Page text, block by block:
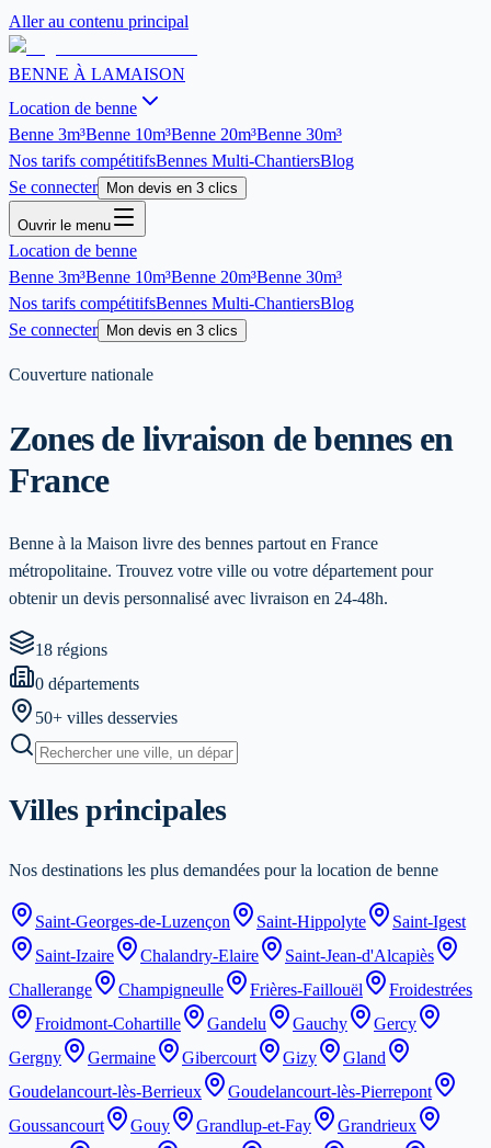
Aller au contenu principal
BENNE À LAMAISON
Location de benne
Benne 3m³Benne 10m³Benne 20m³Benne 30m³
Nos tarifs compétitifsBennes Multi-ChantiersBlog
Se connecter
Mon devis en 3 clics
Ouvrir le menu
Location de benne
Benne 3m³Benne 10m³Benne 20m³Benne 30m³
Nos tarifs compétitifsBennes Multi-ChantiersBlog
Se connecter
Mon devis en 3 clics
Couverture nationale
Zones de livraison de bennes en
France
Benne à la Maison livre des bennes partout en France
métropolitaine. Trouvez votre ville ou votre département pour
obtenir un devis personnalisé avec livraison en 24-48h.
18 régions
0 départements
50+ villes desservies
Villes principales
Nos destinations les plus demandées pour la location de benne
Saint-Georges-de-Luzençon Saint-Hippolyte
Saint-Igest
Saint-Izaire
Chalandry-Elaire
Saint-Jean-d'Alcapiès
Challerange
Champigneulle Frières-Faillouël
Froidestrées
Froidmont-Cohartille
Gandelu Gauchy
Gercy
Gergny
Germaine Gibercourt Gizy
Gland
Goudelancourt-lès-Berrieux
Goudelancourt-lès-Pierrepont
Goussancourt
Gouy Grandlup-et-Fay
Grandrieux